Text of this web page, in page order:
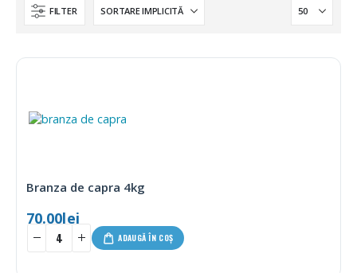
FILTER
Branza de capra 4kg
70.00lei
ADAUGĂ ÎN COȘ